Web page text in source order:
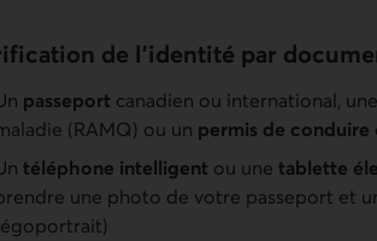
de l’identité par
passeport canadien ou international,
(RAMQ) ou un permis de conduire
téléphone intelligent ou une tablette
une photo de votre passeport et